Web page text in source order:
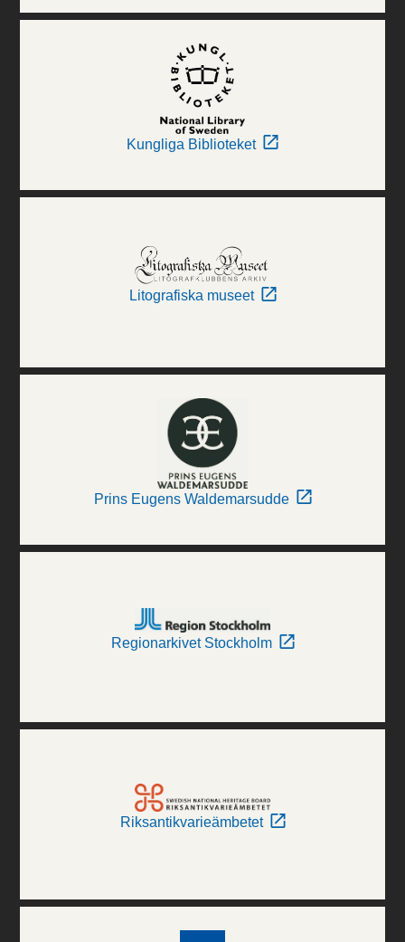
Kungliga Biblioteket
Litografiska museet
Prins Eugens Waldemarsudde
Regionarkivet Stockholm
Riksantikvarieämbetet